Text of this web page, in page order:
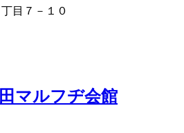
目７－１０
マルフヂ会館